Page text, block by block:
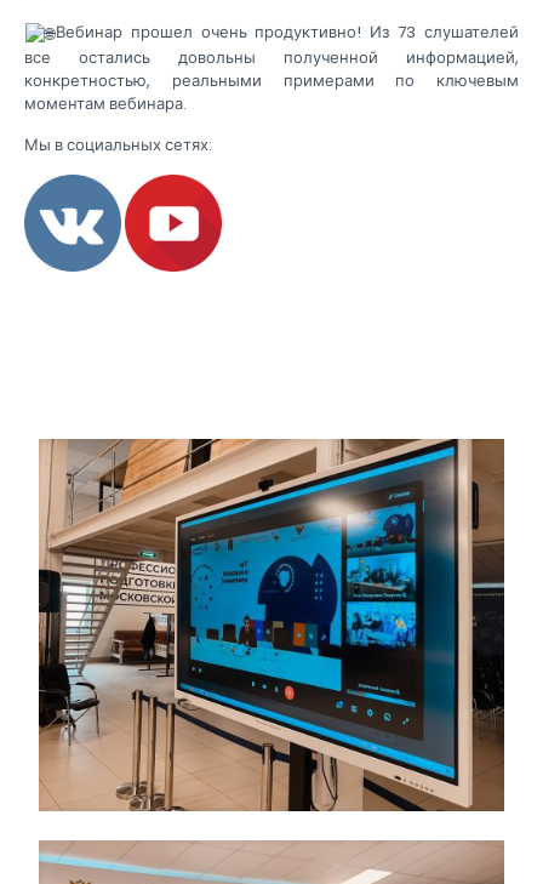
Вебинар прошел очень продуктивно! Из 73 слушателей
все остались довольны полученной информацией,
конкретностью, реальными примерами по ключевым
моментам вебинара.
Мы в социальных сетях: